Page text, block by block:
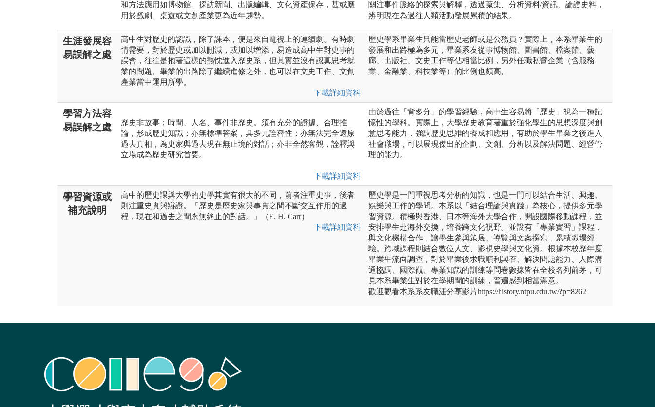
和方法應用如博物館、採訪新聞、出版編輯、文化資產保存，甚或應
用於戲劇、桌遊或文創產業更為近年趨勢。
關注事件脈絡的探索與解釋，透過蒐集、分析資料/資訊、論證史料，
辨明現在為過往人類活動發展累積的結果。
生涯發展容
易誤解之處
高中生對歷史的認識，除了課本，便是來自電視上的連續劇。有時劇
情需要，對於歷史或加以刪減，或加以增添，易造成高中生對史事的
誤會，往往是抱著這樣的熱忱進入歷史系，但其實並沒有認真思考就
業的問題。畢業的出路除了繼續進修之外，也可以在文史工作、文創
產業當中運用所學。
下載詳細資料
歷史學系畢業生只能當歷史老師或是公務員？實際上，本系畢業生的
發展和出路極為多元，畢業系友從事博物館、圖書館、檔案館、藝
廊、出版社、文史工作等佔相當比例，另外任職私營企業（含服務
業、金融業、科技業等）的比例也頗高。
學習方法容
易誤解之處
歷史非故事；時間、人名、事件非歷史。須有充分的證據、合理推
論，形成歷史知識；亦無標準答案，具多元詮釋性；亦無法完全還原
過去真相，為史家與過去現在無止境的對話；亦非全然客觀，詮釋與
立場成為歷史研究首要。
下載詳細資料
由於過往「背多分」的學習經驗，高中生容易將「歷史」視為一種記
憶性的學科。實際上，大學歷史教育著重於強化學生的思想深度與創
意思考能力，強調歷史思維的養成和應用，有助於學生畢業之後進入
社會職場，可以展現傑出的企劃、文創、分析以及解決問題、經營管
理的能力。
學習資源或
補充說明
高中的歷史課與大學的史學其實有很大的不同，前者注重史事，後者
則注重史實與辯證。「歷史是歷史家與事實之間不斷交互作用的過
程，現在和過去之間永無終止的對話。」（E. H. Carr）
下載詳細資料
歷史學是一門重視思考分析的知識，也是一門可以結合生活、興趣、
娛樂與工作的學問。本系以「結合理論與實踐」為核心，提供多元學
習資源。積極與香港、日本等海外大學合作，開設國際移動課程，並
安排學生赴海外交換，培養跨文化視野。並設有「專業實習」課程，
與文化機構合作，讓學生參與策展、導覽與文案撰寫，累積職場經
驗。跨域課程則結合數位人文、影視史學與文化資。根據本校歷年度
畢業生流向調查，對於畢業後求職順利與否、解決問題能力、人際溝
通協調、國際觀、專業知識的訓練等問卷數據皆在全校名列前茅，可
見本系畢業生對於在學期間的訓練，普遍感到相當滿意。
歡迎觀看本系系友職涯分享影片https://history.ntpu.edu.tw/?p=8262